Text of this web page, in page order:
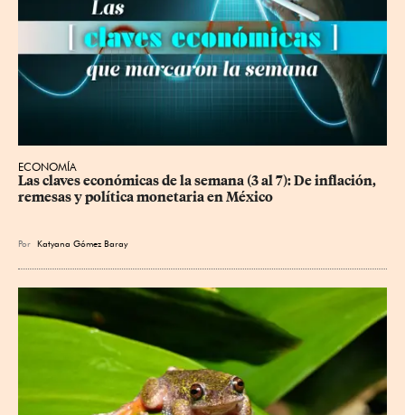
ECONOMÍA
Las claves económicas de la semana (3 al 7): De inflación,
remesas y política monetaria en México
Por Katyana Gómez Baray